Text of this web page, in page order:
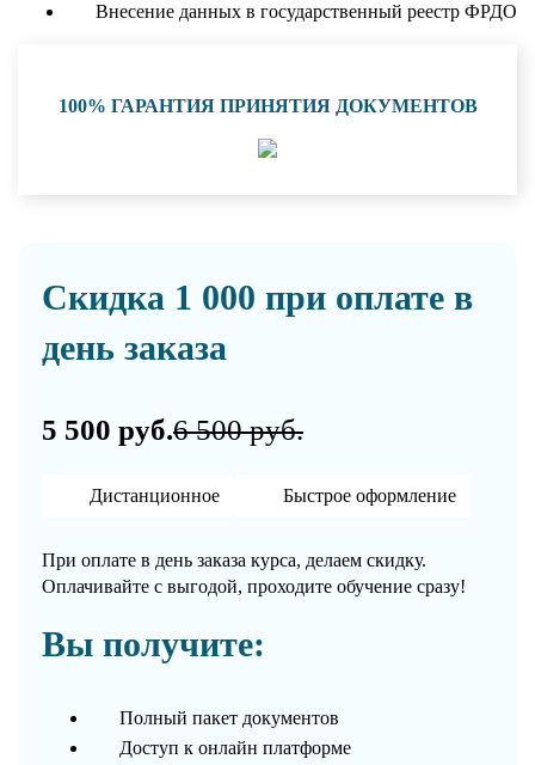
Внесение данных в государственный реестр ФРДО
100% ГАРАНТИЯ ПРИНЯТИЯ ДОКУМЕНТОВ
Скидка 1 000 при оплате в
день заказа
5 500 руб.6 500 руб.
Дистанционное Быстрое оформление
При оплате в день заказа курса, делаем скидку.
Оплачивайте с выгодой, проходите обучение сразу!
Вы получите:
Полный пакет документов
Доступ к онлайн платформе